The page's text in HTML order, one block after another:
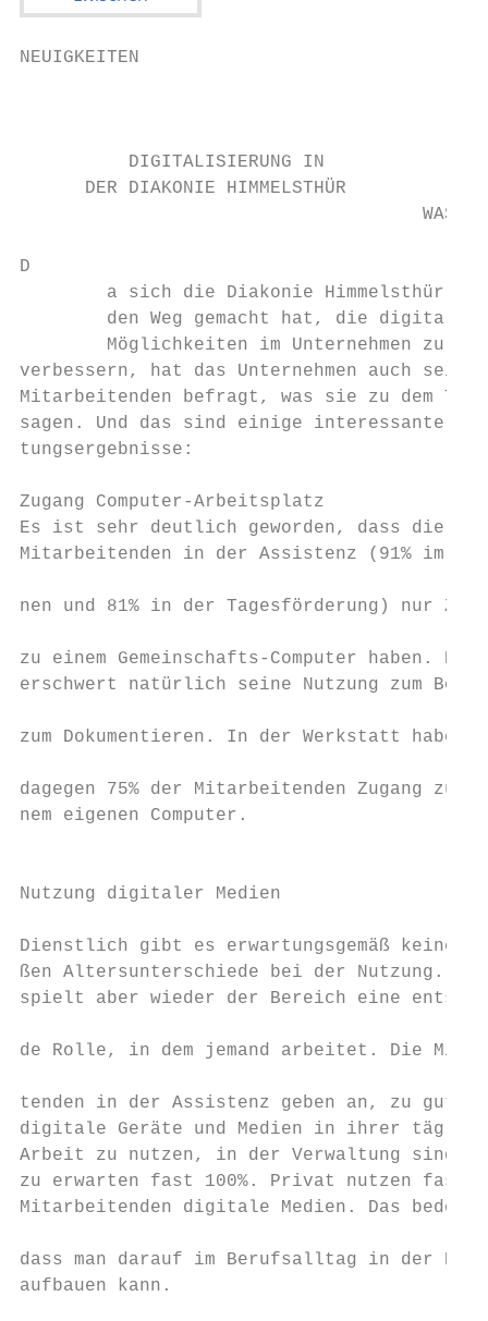
NEUIGKEITEN
          DIGITALISIERUNG IN
      DER DIAKONIE HIMMELSTHÜR
WAS
D
a sich die Diakonie Himmelsthür
den Weg gemacht hat, die
Möglichkeiten im Unternehmen zu
verbessern, hat das Unternehmen auch
Mitarbeitenden befragt, was sie zu dem
sagen. Und das sind einige interessante
tungsergebnisse:
Zugang Computer-Arbeitsplatz
Es ist sehr deutlich geworden, dass die
Mitarbeitenden in der Assistenz (91% im
nen und 81% in der Tagesförderung) nur
zu einem Gemeinschafts-Computer
erschwert natürlich seine Nutzung zum
zum Dokumentieren. In der
dagegen 75% der Mitarbeitenden Zugang zu
nem eigenen Computer.
Nutzung digitaler Medien
Dienstlich gibt es erwartungsgemäß
ßen Altersunterschiede bei der
spielt aber wieder der Bereich eine
de Rolle, in dem jemand arbeitet. Die
tenden in der Assistenz geben an,
digitale Geräte und Medien in ihrer
Arbeit zu nutzen, in der Verwaltung
zu erwarten fast 100%. Privat nutzen fast
Mitarbeitenden digitale Medien. Das
dass man darauf im Berufsalltag
aufbauen kann.